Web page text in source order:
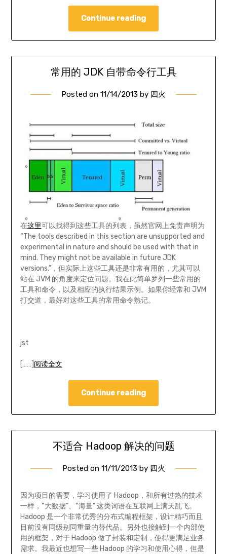
Continue reading
常用的 JDK 自带命令行工具
Posted on 11/14/2013 by 四火
在这里可以找得到这些工具的列表，虽然官网上免责声明为
“The tools described in this section are unsupported and
experimental in nature and should be used with that in
mind. They might not be available in future JDK
versions.”，但实际上这些工具还是非常有用的，尤其可以
站在 JVM 的角度来定位问题。我在此简单罗列一些常用的
工具和命令，以及相应的执行结果示例。如果你经常和 JVM
打交道，最好对这些工具的常用命令熟记。
jst
[……] 阅读全文
Continue reading
不适合 Hadoop 解决的问题
Posted on 11/11/2013 by 四火
因为项目的需要，学习使用了 Hadoop，和所有过热的技术
一样，“大数据”、“海量” 这类词语在互联网上满天乱飞。
Hadoop 是一个非常优秀的分布式编程框架，设计精巧而且
目前没有同级别同重量的替代品。另外也接触到一个内部使
用的框架，对于 Hadoop 做了封装和定制，使得更满足业务
需求。我最近也想写一些 Hadoop 的学习和使用心得，但是